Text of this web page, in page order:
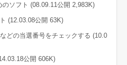
ソフト (08.09.11公開 2,983K)
(12.03.08公開 63K)
どの当選番号をチェックする (10.0
公開 606K)